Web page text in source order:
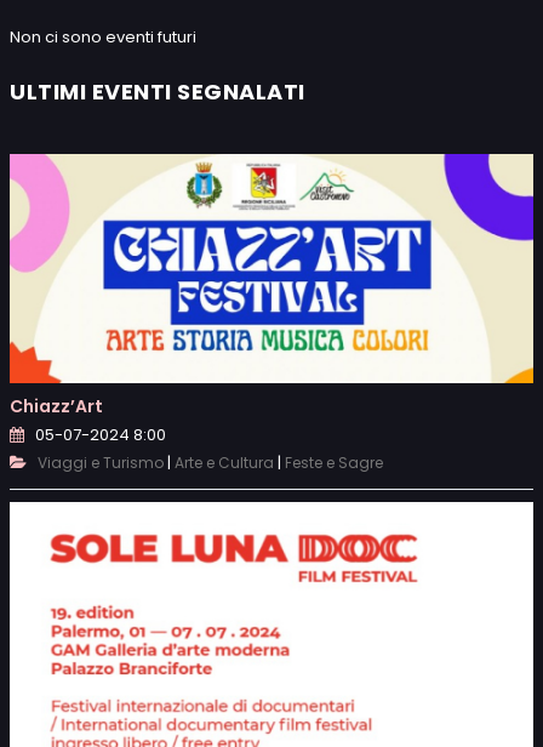
Non ci sono eventi futuri
ULTIMI EVENTI SEGNALATI
Chiazz’Art
05-07-2024 8:00
Viaggi e Turismo| Arte e Cultura | Feste e Sagre